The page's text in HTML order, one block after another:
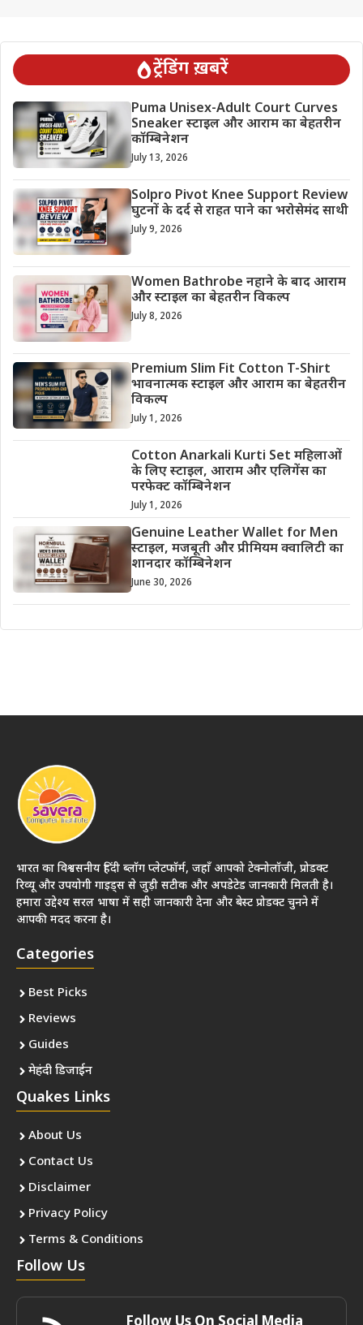
ट्रेंडिंग ख़बरें
Puma Unisex-Adult Court Curves
Sneaker स्टाइल और आराम का बेहतरीन
कॉम्बिनेशन
July 13, 2026
Solpro Pivot Knee Support Review
घुटनों के दर्द से राहत पाने का भरोसेमंद साथी
July 9, 2026
Women Bathrobe नहाने के बाद आराम
और स्टाइल का बेहतरीन विकल्प
July 8, 2026
Premium Slim Fit Cotton T-Shirt
भावनात्मक स्टाइल और आराम का बेहतरीन
विकल्प
July 1, 2026
Cotton Anarkali Kurti Set महिलाओं
के लिए स्टाइल, आराम और एलिगेंस का
परफेक्ट कॉम्बिनेशन
July 1, 2026
Genuine Leather Wallet for Men
स्टाइल, मजबूती और प्रीमियम क्वालिटी का
शानदार कॉम्बिनेशन
June 30, 2026
भारत का विश्वसनीय हिंदी ब्लॉग प्लेटफॉर्म, जहाँ आपको टेक्नोलॉजी, प्रोडक्ट
रिव्यू और उपयोगी गाइड्स से जुड़ी सटीक और अपडेटेड जानकारी मिलती है।
हमारा उद्देश्य सरल भाषा में सही जानकारी देना और बेस्ट प्रोडक्ट चुनने में
आपकी मदद करना है।
Categories
Best Picks
Reviews
Guides
मेहंदी डिजाईन
Quakes Links
About Us
Contact Us
Disclaimer
Privacy Policy
Terms & Conditions
Follow Us